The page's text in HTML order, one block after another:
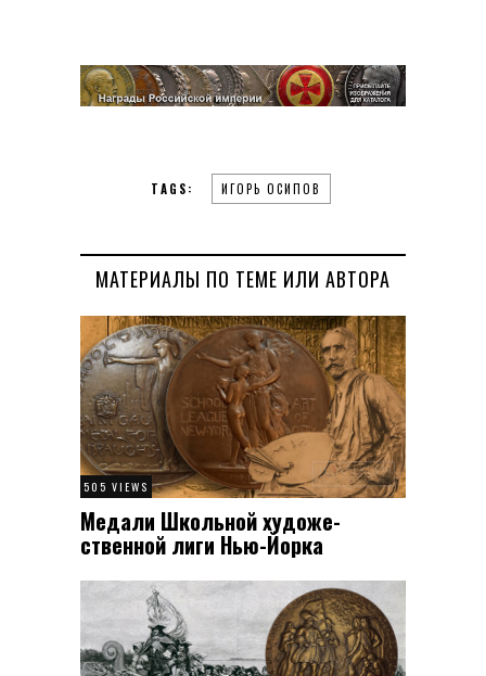
TAGS: ИГОРЬ ОСИПОВ
МАТЕРИАЛЫ ПО ТЕМЕ ИЛИ АВТОРА
505 VIEWS
Медали Школьной художе­
ственной лиги Нью-Йорка